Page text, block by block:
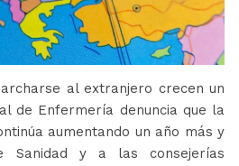
al extranjero crecen un
de Enfermería denuncia que la
aumentando un año más y
Sanidad y a las consejerías